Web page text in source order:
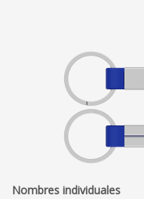
Nombres individuales